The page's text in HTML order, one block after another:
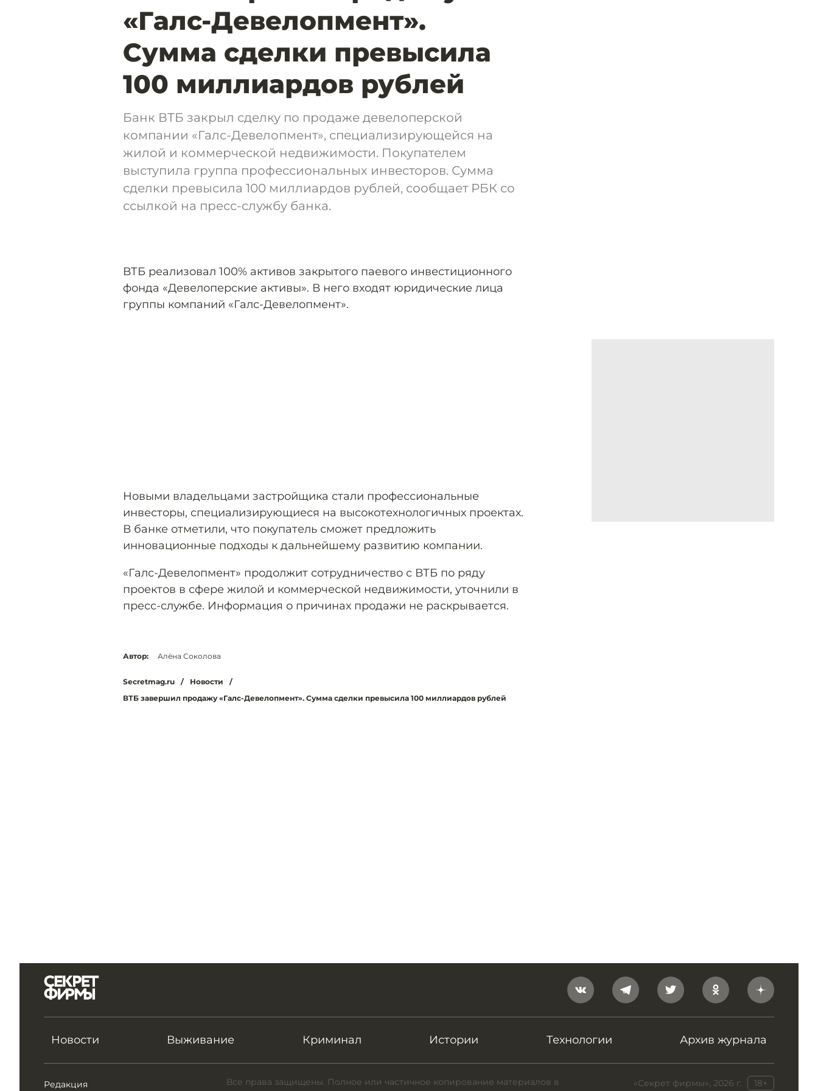
«Галс-Девелопмент».
Сумма сделки превысила
100 миллиардов рублей
Банк ВТБ закрыл сделку по продаже девелоперской
компании «Галс-Девелопмент», специализирующейся на
жилой и коммерческой недвижимости. Покупателем
выступила группа профессиональных инвесторов. Сумма
сделки превысила 100 миллиардов рублей, сообщает РБК со
ссылкой на пресс-службу банка.
ВТБ реализовал 100% активов закрытого паевого инвестиционного
фонда «Девелоперские активы». В него входят юридические лица
группы компаний «Галс-Девелопмент».
Новыми владельцами застройщика стали профессиональные
инвесторы, специализирующиеся на высокотехнологичных проектах.
В банке отметили, что покупатель сможет предложить
инновационные подходы к дальнейшему развитию компании.
«Галс-Девелопмент» продолжит сотрудничество с ВТБ по ряду
проектов в сфере жилой и коммерческой недвижимости, уточнили в
пресс-службе. Информация о причинах продажи не раскрывается.
Автор: Алёна Соколова
Secretmag.ru / Новости
/
ВТБ завершил продажу «Галс-Девелопмент». Сумма сделки превысила 100 миллиардов рублей
Новости Выживание Криминал Истории Технологии Архив журнала
Редакция «Секрет фирмы», 2026 г. 18+
Все права защищены. Полное или частичное копирование материалов в